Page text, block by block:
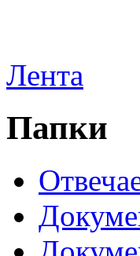
Лента
Папки